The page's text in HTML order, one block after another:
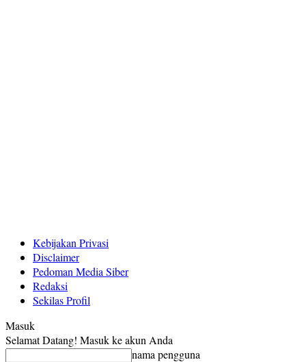
Kebijakan Privasi
Disclaimer
Pedoman Media Siber
Redaksi
Sekilas Profil
Masuk
Selamat Datang! Masuk ke akun Anda
nama pengguna